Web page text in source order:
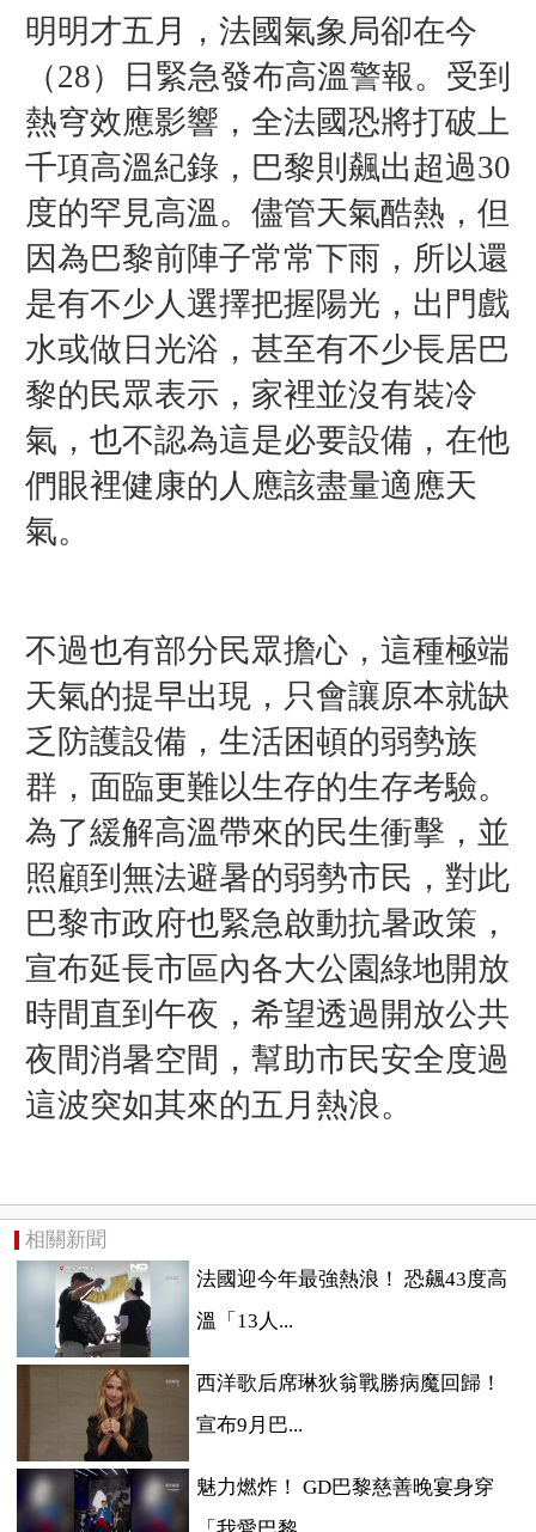
明明才五月，法國氣象局卻在今
（28）日緊急發布高溫警報。受到
熱穹效應影響，全法國恐將打破上
千項高溫紀錄，巴黎則飆出超過30
度的罕見高溫。儘管天氣酷熱，但
因為巴黎前陣子常常下雨，所以還
是有不少人選擇把握陽光，出門戲
水或做日光浴，甚至有不少長居巴
黎的民眾表示，家裡並沒有裝冷
氣，也不認為這是必要設備，在他
們眼裡健康的人應該盡量適應天
氣。
不過也有部分民眾擔心，這種極端
天氣的提早出現，只會讓原本就缺
乏防護設備，生活困頓的弱勢族
群，面臨更難以生存的生存考驗。
為了緩解高溫帶來的民生衝擊，並
照顧到無法避暑的弱勢市民，對此
巴黎市政府也緊急啟動抗暑政策，
宣布延長市區內各大公園綠地開放
時間直到午夜，希望透過開放公共
夜間消暑空間，幫助市民安全度過
這波突如其來的五月熱浪。
相關新聞
法國迎今年最強熱浪！ 恐飆43度高
溫「13人...
西洋歌后席琳狄翁戰勝病魔回歸！
宣布9月巴...
魅力燃炸！ GD巴黎慈善晚宴身穿